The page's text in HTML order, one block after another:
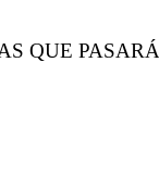
QUE